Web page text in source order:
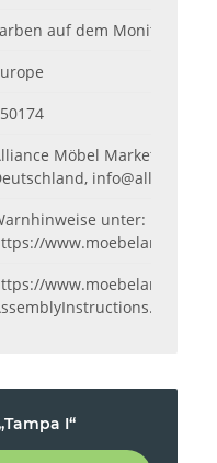
auf dem Monitor
Möbel Marketing
info@alliance.de
unter:
www.moebelando.de/
www.moebelando.de/
I“